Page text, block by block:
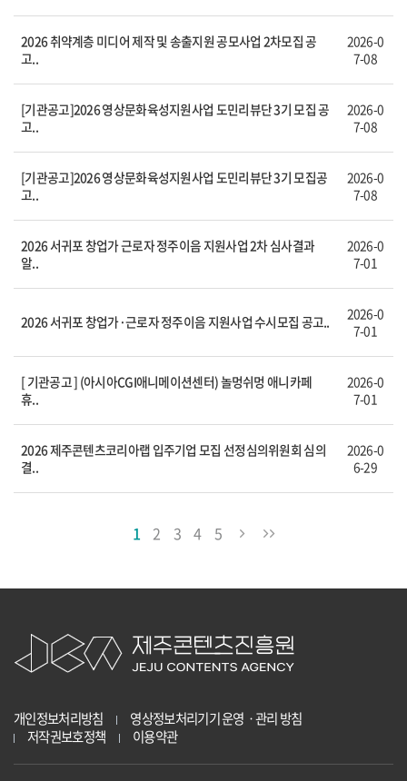
2026 취약계층 미디어 제작 및 송출지원 공모사업 2차모집 공
고..
2026-0
7-08
[기관공고]2026 영상문화육성지원사업 도민리뷰단 3기 모집 공
고..
2026-0
7-08
[기관공고]2026 영상문화육성지원사업 도민리뷰단 3기 모집공
고..
2026-0
7-08
2026 서귀포 창업가 근로자 정주이음 지원사업 2차 심사결과
알..
2026-0
7-01
2026 서귀포 창업가·근로자 정주이음 지원사업 수시모집 공고..
2026-0
7-01
[ 기관공고 ] (아시아CGI애니메이션센터) 놀멍쉬멍 애니카페
휴..
2026-0
7-01
2026 제주콘텐츠코리아랩 입주기업 모집 선정심의위원회 심의
결..
2026-0
6-29
1 2 3 4 5
개인정보처리방침
영상정보처리기기 운영ㆍ관리 방침
저작권보호정책
이용약관